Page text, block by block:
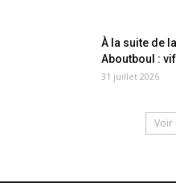
À la suite de
Aboutboul :
31 juillet 2026
Voir